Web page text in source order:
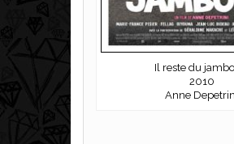
Il reste du
2010
Anne